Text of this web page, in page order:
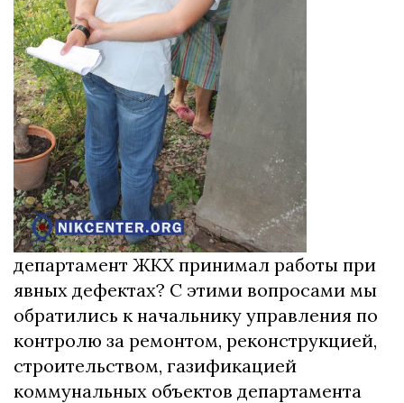
департамент ЖКХ принимал работы при
явных дефектах? С этими вопросами мы
обратились к начальнику управления по
контролю за ремонтом, реконструкцией,
строительством, газификацией
коммунальных объектов департамента